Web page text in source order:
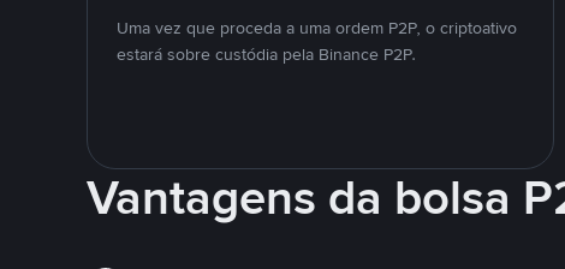
Uma vez que proceda a uma ordem P2P, o criptoativo
estará sobre custódia pela Binance P2P.
Vantagens da bolsa